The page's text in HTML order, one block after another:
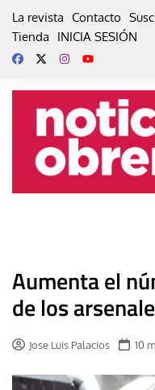
La revista Contacto
Tienda
INICIA SESIÓN
Aumenta el
de los
Jose Luis Palacios 10